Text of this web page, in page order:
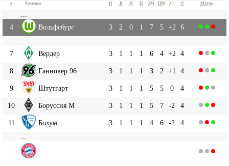
# Команда И В Н П ЗМ ПМ +|- О Матчи
4
Вольфсбург 3 2 0 1 7 5 +2
6
7
Вердер 3 1 1 1 6 4 +2 4
8 Ганновер 96 3 1 1 1 3 2 +1 4
9 Штутгарт 3 1 1 1 5 5 0 4
10 Боруссия М 3 1 1 1 5 7 -2 4
11 Бохум 3 1 1 1 4 6 -2
4